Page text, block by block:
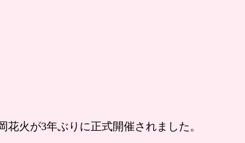
花火が3年ぶりに正式開催されました。